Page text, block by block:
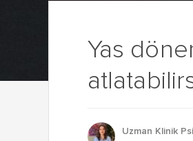
Yas
Uzman Klinik